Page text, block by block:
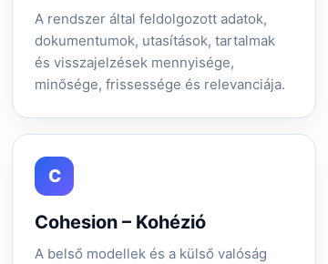
A rendszer által feldolgozott adatok,
dokumentumok, utasítások, tartalmak
és visszajelzések mennyisége,
minősége, frissessége és relevanciája.
C
Cohesion – Kohézió
A belső modellek és a külső valóság